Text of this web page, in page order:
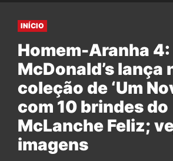
INÍCIO
Homem-Aranha 4:
McDonald’s lança
coleção de ‘Um
com 10 brindes do
McLanche Feliz;
imagens